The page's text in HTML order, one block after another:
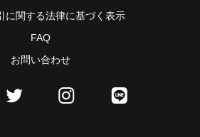
に関する法律に基づく表示
FAQ
お問い合わせ